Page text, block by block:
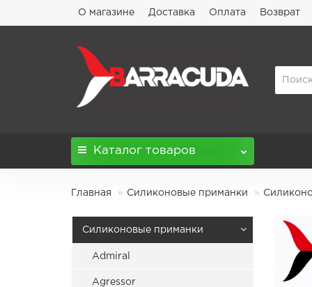
О магазине Доставка Оплата Возврат
Каталог товаров
Главная Силиконовые приманки
Силиконовые приманки
Admiral
Agressor